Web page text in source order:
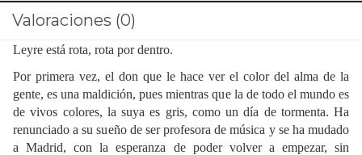
Valoraciones (0)
Leyre está rota, rota por dentro.
Por primera vez, el don que le hace ver el color del alma de la
gente, es una maldición, pues mientras que la de todo el mundo es
de vivos colores, la suya es gris, como un día de tormenta. Ha
renunciado a su sueño de ser profesora de música y se ha mudado
a Madrid, con la esperanza de poder volver a empezar, sin